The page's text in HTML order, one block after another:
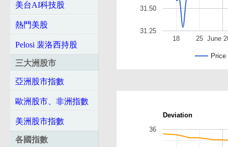
美台AI科技股
熱門美股
Pelosi 裴洛西持股
三大洲股市
亞洲股市指數
歐洲股市、非洲指數
美洲股市指數
各國指數
Price
June
18 25
31.25
31.50
Deviation
36